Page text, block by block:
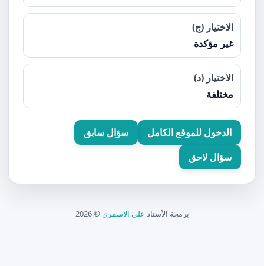
الاختيار (ج)
غير مؤكدة
الاختيار (د)
مختلفة
الدخول للموقع الكامل
سؤال سابق
سؤال لاحق
برمجة الأستاذ علي الاسمري © 2026